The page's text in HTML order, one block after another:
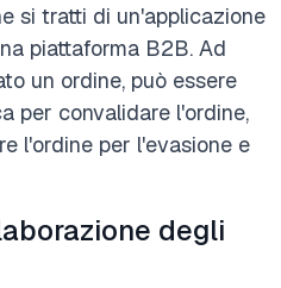
si tratti di un'applicazione
piattaforma B2B. Ad
un ordine, può essere
per convalidare l'ordine,
l'ordine per l'evasione e
degli